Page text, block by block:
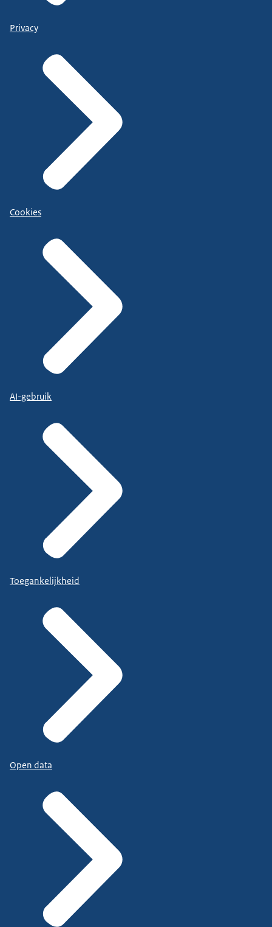
Privacy
Cookies
AI-gebruik
Toegankelijkheid
Open data